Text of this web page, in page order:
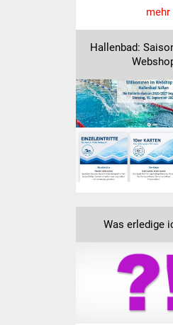
mehr
Hallenbad:
Was erledige